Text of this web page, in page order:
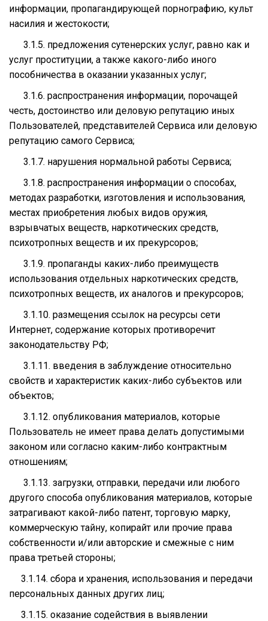
информации, пропагандирующей порнографию, культ
насилия и жестокости;
3.1.5. предложения сутенерских услуг, равно как и
услуг проституции, а также какого-либо иного
пособничества в оказании указанных услуг;
3.1.6. распространения информации, порочащей
честь, достоинство или деловую репутацию иных
Пользователей, представителей Сервиса или деловую
репутацию самого Сервиса;
3.1.7. нарушения нормальной работы Сервиса;
3.1.8. распространения информации о способах,
методах разработки, изготовления и использования,
местах приобретения любых видов оружия,
взрывчатых веществ, наркотических средств,
психотропных веществ и их прекурсоров;
3.1.9. пропаганды каких-либо преимуществ
использования отдельных наркотических средств,
психотропных веществ, их аналогов и прекурсоров;
3.1.10. размещения ссылок на ресурсы сети
Интернет, содержание которых противоречит
законодательству РФ;
3.1.11. введения в заблуждение относительно
свойств и характеристик каких-либо субъектов или
объектов;
3.1.12. опубликования материалов, которые
Пользователь не имеет права делать допустимыми
законом или согласно каким-либо контрактным
отношениям;
3.1.13. загрузки, отправки, передачи или любого
другого способа опубликования материалов, которые
затрагивают какой-либо патент, торговую марку,
коммерческую тайну, копирайт или прочие права
собственности и/или авторские и смежные с ним
права третьей стороны;
3.1.14. сбора и хранения, использования и передачи
персональных данных других лиц;
3.1.15. оказание содействия в выявлении